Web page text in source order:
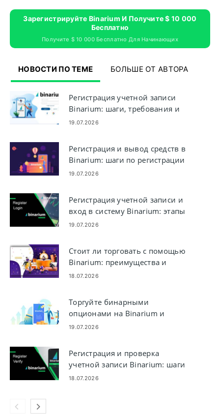
Зарегистрируйте Binarium И Получите $ 10 000
Бесплатно
Получите $ 10 000 Бесплатно Для Начинающих
НОВОСТИ ПО ТЕМЕ БОЛЬШЕ ОТ АВТОРА
Регистрация учетной записи
Binarium: шаги, требования и
регистрация
19.07.2026
Регистрация и вывод средств в
Binarium: шаги по регистрации
и выводу учетной записи
19.07.2026
Регистрация учетной записи и
вход в систему Binarium: этапы
доступа к учетной записи
19.07.2026
Стоит ли торговать с помощью
Binarium: преимущества и
соображения
18.07.2026
Торгуйте бинарными
опционами на Binarium и
выводите деньги
19.07.2026
Регистрация и проверка
учетной записи Binarium: шаги
и требования
18.07.2026